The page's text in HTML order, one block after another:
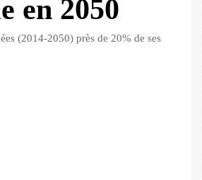
en 2050
(2014-2050) près de 20% de ses